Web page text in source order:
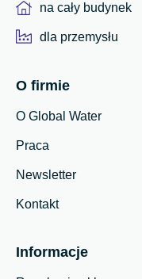
na cały budynek
dla przemysłu
O firmie
O Global Water
Praca
Newsletter
Kontakt
Informacje